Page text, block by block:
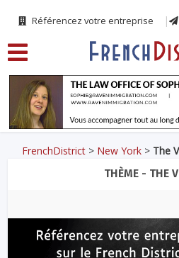
Référencez votre entreprise
FrenchDistrict > New York > The
THÈME - THE